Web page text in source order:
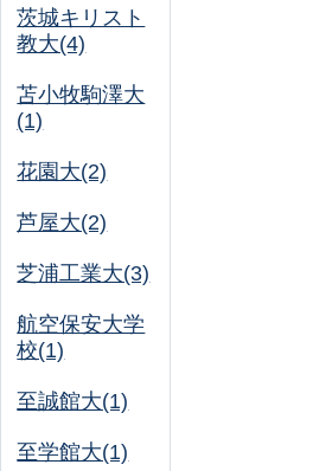
茨城キリスト
教大(4)
苫小牧駒澤大
(1)
花園大(2)
芦屋大(2)
芝浦工業大(3)
航空保安大学
校(1)
至誠館大(1)
至学館大(1)